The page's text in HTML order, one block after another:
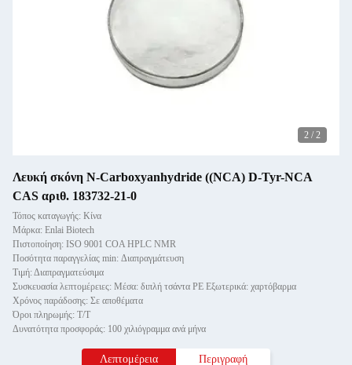
2 / 2
Λευκή σκόνη N-Carboxyanhydride ((NCA) D-Tyr-NCA
CAS αριθ. 183732-21-0
Τόπος καταγωγής: Κίνα
Μάρκα: Enlai Biotech
Πιστοποίηση: ISO 9001 COA HPLC NMR
Ποσότητα παραγγελίας min: Διαπραγμάτευση
Τιμή: Διαπραγματεύσιμα
Συσκευασία λεπτομέρειες: Μέσα: διπλή τσάντα PE Εξωτερικά: χαρτόβαρμα
Χρόνος παράδοσης: Σε αποθέματα
Όροι πληρωμής: Τ/Τ
Δυνατότητα προσφοράς: 100 χιλιόγραμμα ανά μήνα
Λεπτομέρεια Περιγραφή